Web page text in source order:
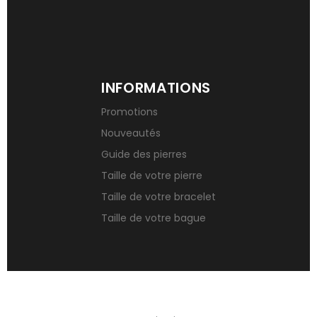
INFORMATIONS
Promotions
Nouveautés
Guide des pierres
Taille de votre pierre
Taille de votre bracelet
Taille de votre bague